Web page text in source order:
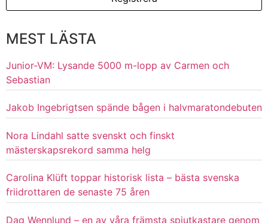
MEST LÄSTA
Junior-VM: Lysande 5000 m-lopp av Carmen och
Sebastian
Jakob Ingebrigtsen spände bågen i halvmaratondebuten
Nora Lindahl satte svenskt och finskt
mästerskapsrekord samma helg
Carolina Klüft toppar historisk lista – bästa svenska
friidrottaren de senaste 75 åren
Dag Wennlund – en av våra främsta spjutkastare genom